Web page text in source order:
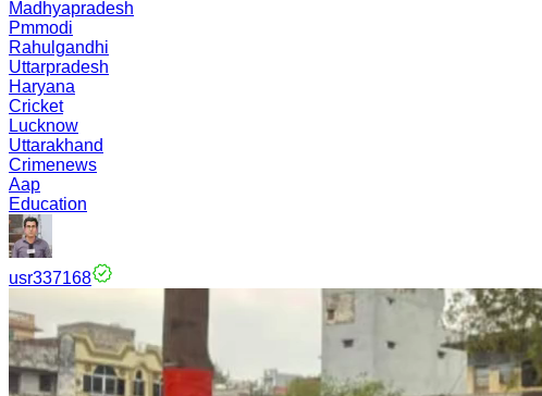
Madhyapradesh
Pmmodi
Rahulgandhi
Uttarpradesh
Haryana
Cricket
Lucknow
Uttarakhand
Crimenews
Aap
Education
usr337168